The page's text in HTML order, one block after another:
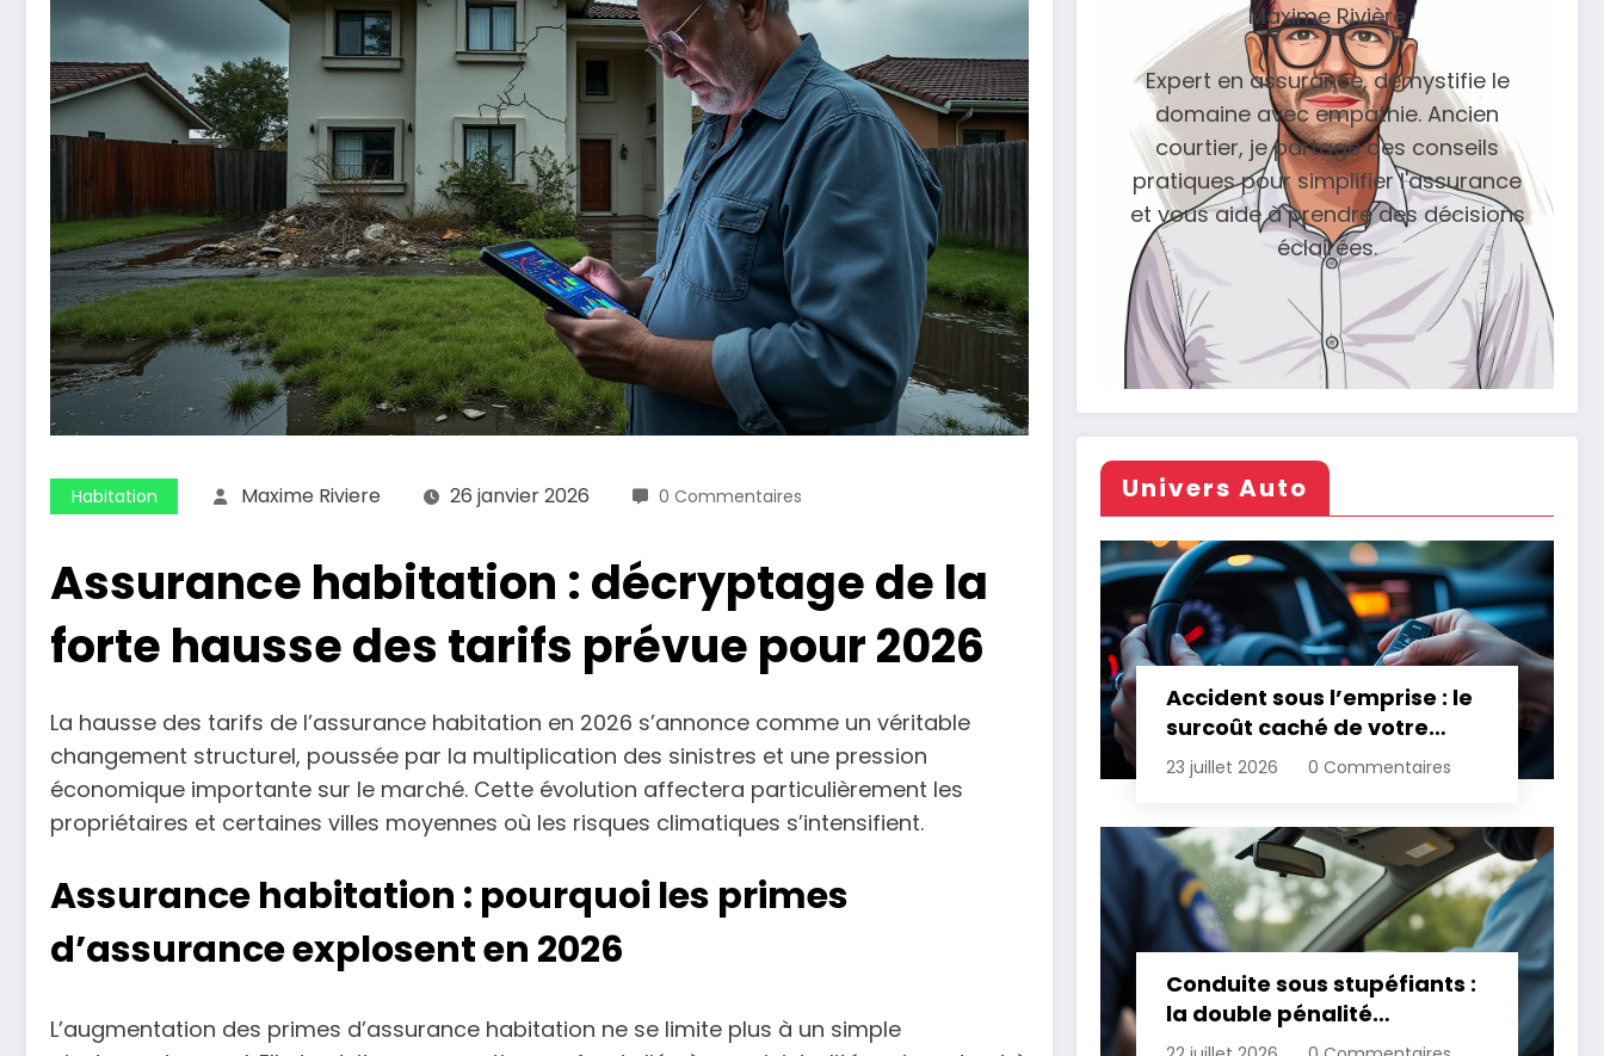
Habitation Maxime Riviere 26 janvier 2026 0 Commentaires
Assurance habitation : décryptage de la
forte hausse des tarifs prévue pour 2026
La hausse des tarifs de l’assurance habitation en 2026 s’annonce comme un véritable
changement structurel, poussée par la multiplication des sinistres et une pression
économique importante sur le marché. Cette évolution affectera particulièrement les
propriétaires et certaines villes moyennes où les risques climatiques s’intensifient.
Assurance habitation : pourquoi les primes
d’assurance explosent en 2026
L’augmentation des primes d’assurance habitation ne se limite plus à un simple
Maxime Rivière
Expert en assurance, démystifie le
domaine avec empathie. Ancien
courtier, je partage des conseils
pratiques pour simplifier l'assurance
et vous aide à prendre des décisions
éclairées.
Univers Auto
Accident sous l’emprise : le
surcoût caché de votre
assurance
23 juillet 2026 0 Commentaires
Conduite sous stupéfiants :
la double pénalité
d’assurance automobile